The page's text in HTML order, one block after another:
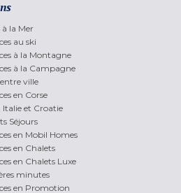
à la Mer
au ski
à la Montagne
à la Campagne
ville
en Corse
Italie et Croatie
Séjours
en Mobil Homes
en Chalets
en Chalets Luxe
minutes
en Promotion